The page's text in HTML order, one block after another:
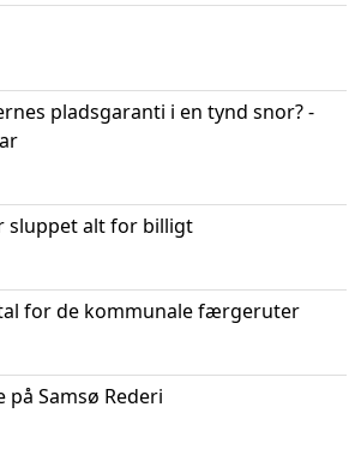
pladsgaranti i en tynd snor? -
sluppet alt for billigt
for de kommunale færgeruter
Samsø Rederi